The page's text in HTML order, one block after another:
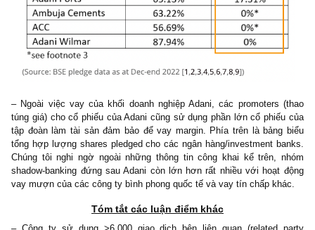
– Ở góc độ blended giữa các doanh nghiệp trên, khi so sánh
đối thủ cùng ngành, chúng tôi nhận thấy cơ hội bán khống
downsidethuần chỉ về mặt định giá định lượng, chưa tính đến
ro fraud khác trong bài báo cáo nầy.
– Ngoài ra, trò chơi đòn bẩy “extreme” của Adani Group đang
rủi ro rất lớn cho các chủ nợ. Trong quá khứ, nhóm các công
của Adani đã từng “khất nợ”, không trả nợ đúng hẹn. Xét trên
thanh khoản, 4/7 công ty trong nhóm của Adani có dòng tiền tự
nghiêm trọng, và ngày càng tệ dần qua các năm. Mặt khác,
current ratio (@S.A.F.E: tỷ lệ thanh toán hiện hành, hay “acid
tài sản ngắn hạn – toàn bộ nợ phải trả ngắn hạn, nhằm đánh
mức sâu dưới 1.0 lần, thể hiện một rủi ro thanh khoản